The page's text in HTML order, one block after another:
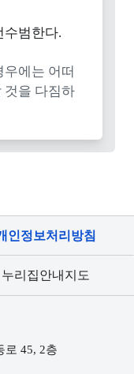
수범한다.
에는 어떠
것을 다짐하
인정보처리방침
누리집안내지도
로 45, 2층